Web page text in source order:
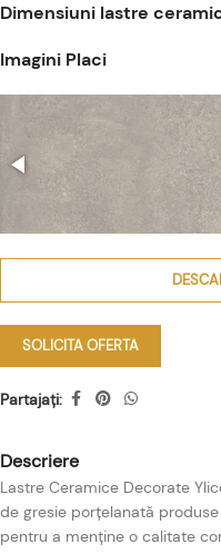
Dimensiuni lastre
Imagini Placi
SOLICITA OFERTA
Partajați:
Descriere
Lastre Ceramice Decorate
de gresie porțelanată
pentru a menține o calitate